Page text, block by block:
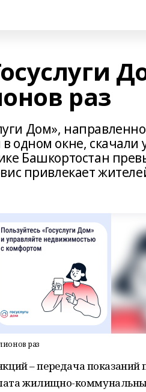
раз
Дом»,
одном окне, скачали
Башкортостан
привлекает
раз
– передача показаний
жилищно-